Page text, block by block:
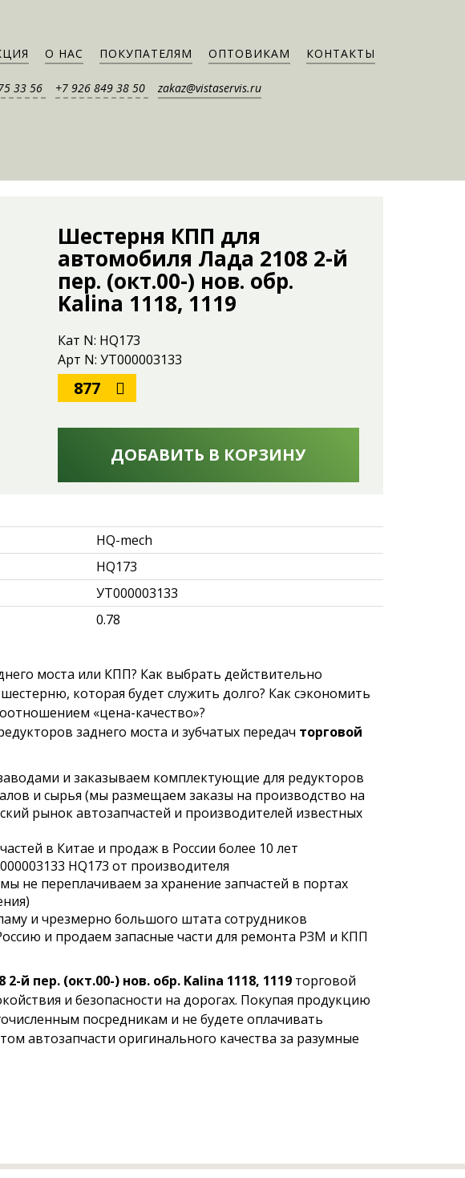
О НАС ПОКУПАТЕЛЯМ ОПТОВИКАМ КОНТАКТЫ
33 56 +7 926 849 38 50 zakaz@vistaservis.ru
Шестерня КПП для
автомобиля Лада 2108 2-й
пер. (окт.00-) нов. обр.
Kalina 1118, 1119
Кат N: HQ173
Арт N: УТ000003133
877
ДОБАВИТЬ В КОРЗИНУ
HQ-mech
HQ173
УТ000003133
0.78
моста или КПП? Как выбрать действительно
которая будет служить долго? Как сэкономить
«цена-качество»?
заднего моста и зубчатых передач торговой
и заказываем комплектующие для редукторов
и сырья (мы размещаем заказы на производство на
рынок автозапчастей и производителей известных
в Китае и продаж в России более 10 лет
HQ173 от производителя
не переплачиваем за хранение запчастей в портах
и чрезмерно большого штата сотрудников
и продаем запасные части для ремонта РЗМ и КПП
пер. (окт.00-) нов. обр. Kalina 1118, 1119торговой
и безопасности на дорогах. Покупая продукцию
посредникам и не будете оплачивать
автозапчасти оригинального качества за разумные